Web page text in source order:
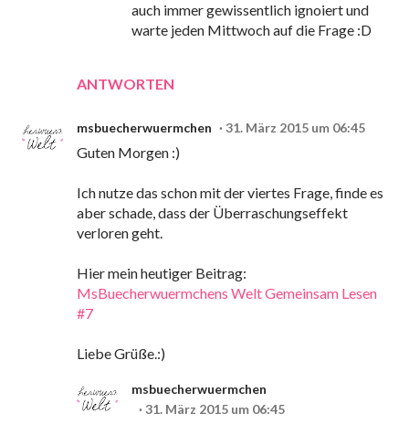
ANTWORTEN
auch immer gewissentlich ignoiert und
warte jeden Mittwoch auf die Frage :D
msbuecherwuermchen 31. März 2015 um 06:45
Guten Morgen :)
Ich nutze das schon mit der viertes Frage, finde es
aber schade, dass der Überraschungseffekt
verloren geht.
Hier mein heutiger Beitrag:
MsBuecherwuermchens Welt Gemeinsam Lesen
#7
Liebe Grüße.:)
msbuecherwuermchen
31. März 2015 um 06:45